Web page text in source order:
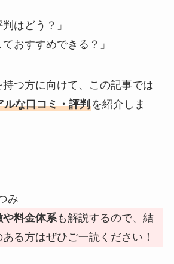
はどう？」
おすすめできる？」
つ方に向けて、この記事では
ルな口コミ・評判を紹介しま
み
や料金体系も解説するので、結
る方はぜひご一読ください！